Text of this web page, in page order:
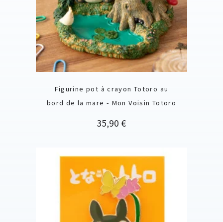
Figurine pot à crayon Totoro au
bord de la mare - Mon Voisin Totoro
Prix
35,90 €